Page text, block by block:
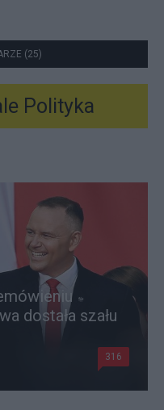
(25)
Polityka
dostała szału
316